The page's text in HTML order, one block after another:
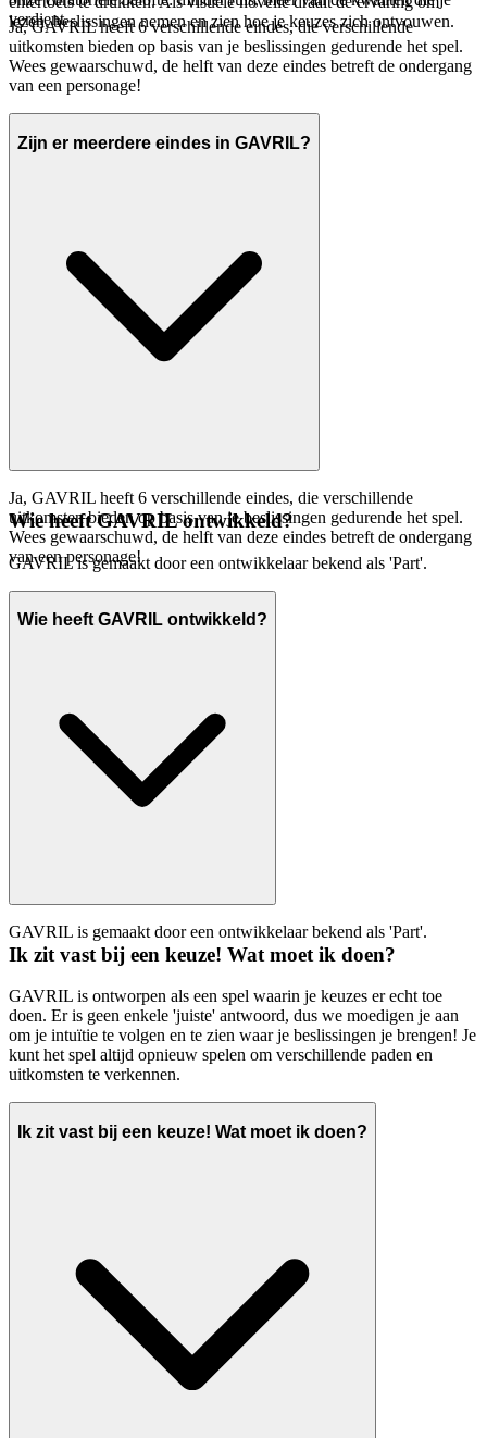
verdient.
lezen, beslissingen nemen en zien hoe je keuzes zich ontvouwen.
Ja, GAVRIL heeft 6 verschillende eindes, die verschillende
uitkomsten bieden op basis van je beslissingen gedurende het spel.
Wees gewaarschuwd, de helft van deze eindes betreft de ondergang
van een personage!
Zijn er meerdere eindes in GAVRIL?
Ja, GAVRIL heeft 6 verschillende eindes, die verschillende
uitkomsten bieden op basis van je beslissingen gedurende het spel.
Wees gewaarschuwd, de helft van deze eindes betreft de ondergang
van een personage!
Wie heeft GAVRIL ontwikkeld?
GAVRIL is gemaakt door een ontwikkelaar bekend als 'Part'.
Wie heeft GAVRIL ontwikkeld?
GAVRIL is gemaakt door een ontwikkelaar bekend als 'Part'.
Ik zit vast bij een keuze! Wat moet ik doen?
GAVRIL is ontworpen als een spel waarin je keuzes er echt toe
doen. Er is geen enkele 'juiste' antwoord, dus we moedigen je aan
om je intuïtie te volgen en te zien waar je beslissingen je brengen! Je
kunt het spel altijd opnieuw spelen om verschillende paden en
uitkomsten te verkennen.
Ik zit vast bij een keuze! Wat moet ik doen?